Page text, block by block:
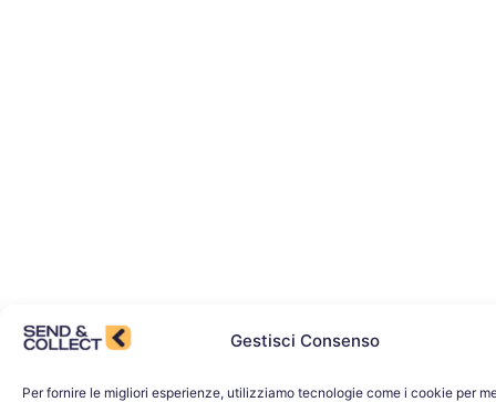
Gestisci Consenso
Per fornire le migliori esperienze, utilizziamo tecnologie come i cookie per